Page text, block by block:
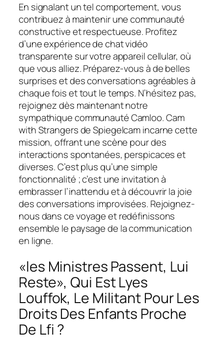
En signalant un tel comportement, vous
contribuez à maintenir une communauté
constructive et respectueuse. Profitez
d’une expérience de chat vidéo
transparente sur votre appareil cellular, où
que vous alliez. Préparez-vous à de belles
surprises et des conversations agréables à
chaque fois et tout le temps. N’hésitez pas,
rejoignez dès maintenant notre
sympathique communauté Camloo. Cam
with Strangers de Spiegelcam incarne cette
mission, offrant une scène pour des
interactions spontanées, perspicaces et
diverses. C’est plus qu’une simple
fonctionnalité ; c’est une invitation à
embrasser l’inattendu et à découvrir la joie
des conversations improvisées. Rejoignez-
nous dans ce voyage et redéfinissons
ensemble le paysage de la communication
en ligne.
«les Ministres Passent, Lui
Reste», Qui Est Lyes
Louffok, Le Militant Pour Les
Droits Des Enfants Proche
De Lfi ?